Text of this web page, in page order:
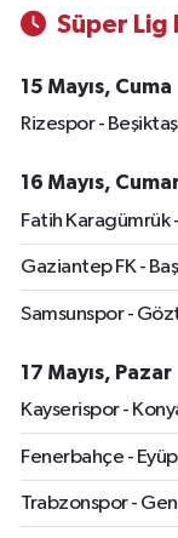
Süper Lig
15 Mayıs, Cuma
Rizespor - Beşiktaş
16 Mayıs,
Fatih Karagümrük
Gaziantep FK -
Samsunspor -
17 Mayıs, Pazar
Kayserispor -
Fenerbahçe -
Trabzonspor -